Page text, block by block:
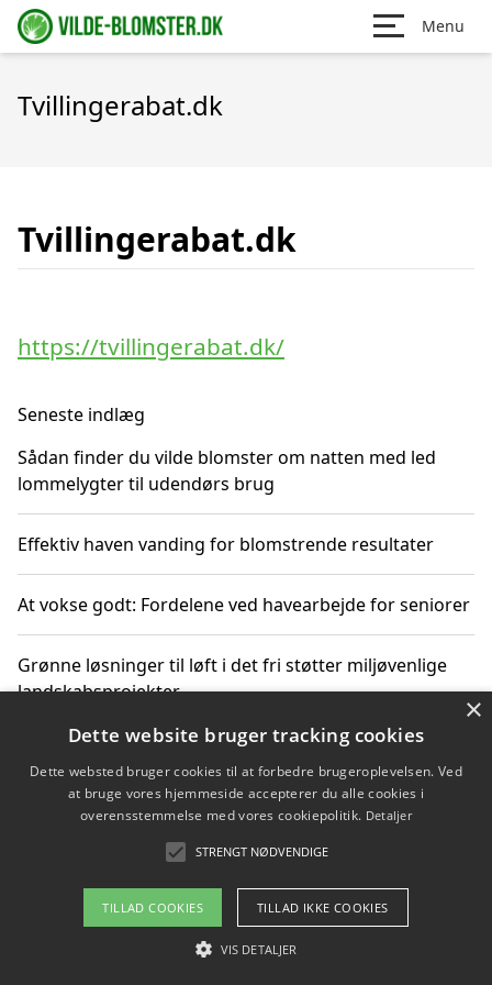
Menu
Tvillingerabat.dk
Tvillingerabat.dk
https://tvillingerabat.dk/
Seneste indlæg
Sådan finder du vilde blomster om natten med led
lommelygter til udendørs brug
Effektiv haven vanding for blomstrende resultater
At vokse godt: Fordelene ved havearbejde for seniorer
Grønne løsninger til løft i det fri støtter miljøvenlige
landskabsprojekter
Gør haven til et frirum for familien og naturen
Copyright 2026 - Pilanto Aps
Om / kontakt
Blog Betingelser
×
Dette website bruger tracking cookies
Dette websted bruger cookies til at forbedre brugeroplevelsen. Ved
at bruge vores hjemmeside accepterer du alle cookies i
overensstemmelse med vores cookiepolitik. Detaljer
STRENGT NØDVENDIGE
TILLAD COOKIES TILLAD IKKE COOKIES
VIS DETALJER